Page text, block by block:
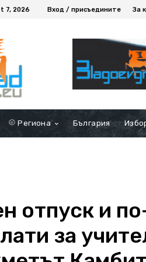
7, 2026 Вход / присъедините За
Региона България
отпуск и
за